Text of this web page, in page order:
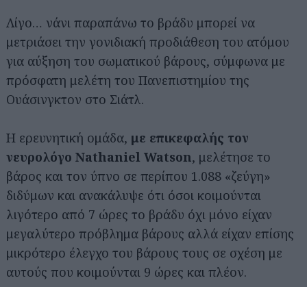
Λίγο… νάνι παραπάνω το βράδυ μπορεί να
μετριάσει την γονιδιακή προδιάθεση του ατόμου
για αύξηση του σωματικού βάρους, σύμφωνα με
πρόσφατη μελέτη του Πανεπιστημίου της
Ουάσινγκτον στο Σιάτλ.
Η ερευνητική ομάδα, με επικεφαλής τον
νευρολόγο Nathaniel Watson, μελέτησε το
βάρος και τον ύπνο σε περίπου 1.088 «ζεύγη»
διδύμων και ανακάλυψε ότι όσοι κοιμούνται
λιγότερο από 7 ώρες το βράδυ όχι μόνο είχαν
μεγαλύτερο πρόβλημα βάρους αλλά είχαν επίσης
μικρότερο έλεγχο του βάρους τους σε σχέση με
αυτούς που κοιμούνται 9 ώρες και πλέον.